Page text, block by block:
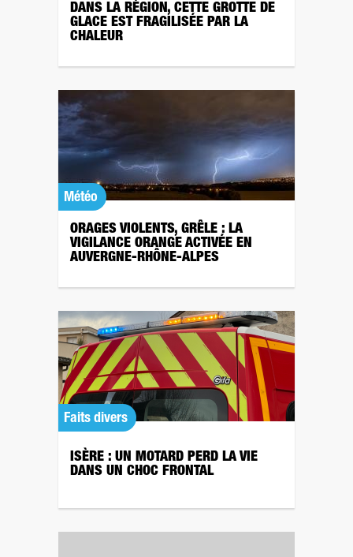
DANS LA RÉGION, CETTE GROTTE DE
GLACE EST FRAGILISÉE PAR LA
CHALEUR
Météo
ORAGES VIOLENTS, GRÊLE : LA
VIGILANCE ORANGE ACTIVÉE EN
AUVERGNE-RHÔNE-ALPES
Faits divers
ISÈRE : UN MOTARD PERD LA VIE
DANS UN CHOC FRONTAL